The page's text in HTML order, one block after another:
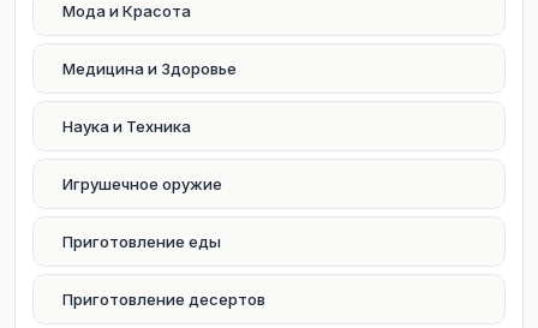
Мода и Красота
Медицина и Здоровье
Наука и Техника
Игрушечное оружие
Приготовление еды
Приготовление десертов